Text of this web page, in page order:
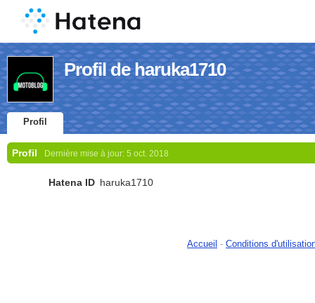
Profil de haruka1710
Profil
Profil Dernière mise à jour: 5 oct. 2018
Hatena ID haruka1710
Accueil - Conditions